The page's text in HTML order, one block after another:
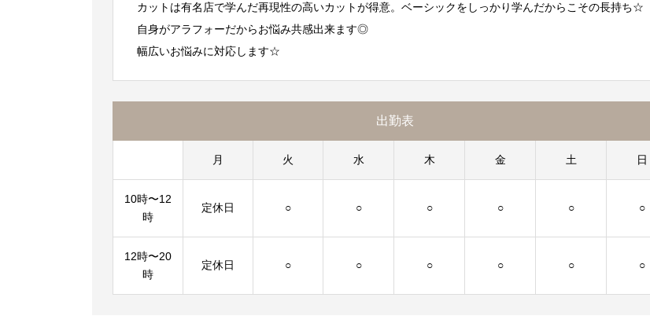
カットは有名店で学んだ再現性の高いカットが得意。ベーシックをしっかり学んだからこその長持ち☆
自身がアラフォーだからお悩み共感出来ます◎
幅広いお悩みに対応します☆
出勤表
月 火 水 木 金 土 日
10時〜12
時
定休日 ○ ○ ○ ○ ○ ○
12時〜20
時
定休日 ○ ○ ○ ○ ○ ○